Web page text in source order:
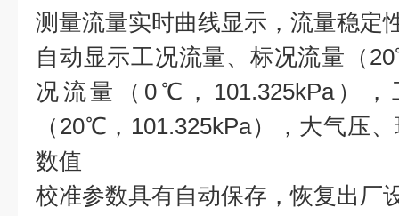
测量流量实时曲线显示，流量稳定
自动显示工况流量、标况流量（
况流量（0℃，101.325kPa）
（20℃，101.325kPa），大气压
数值
校准参数具有自动保存，恢复出厂